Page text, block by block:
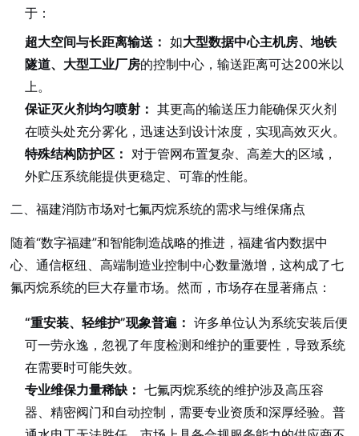
于：
超大空间与长距离输送： 如大型数据中心主机房、地铁
隧道、大型工业厂房的控制中心，输送距离可达200米以
上。
保证灭火剂均匀喷射： 其更高的输送压力能确保灭火剂
在喷头处充分雾化，迅速达到设计浓度，实现高效灭火。
特殊结构防护区： 对于管网布置复杂、高差大的区域，
外贮压系统能提供更稳定、可靠的性能。
二、福建消防市场对七氟丙烷系统的需求与维保痛点
随着“数字福建”和智能制造战略的推进，福建省内数据中
心、通信枢纽、高端制造业控制中心数量激增，这构成了七
氟丙烷系统的巨大存量市场。然而，市场存在显著痛点：
“重安装、轻维护”现象普遍： 许多单位认为系统安装后便
可一劳永逸，忽视了年度检测和维护的重要性，导致系统
在需要时可能失效。
专业维保力量稀缺： 七氟丙烷系统的维护涉及高压容
器、精密阀门和自动控制，需要专业资质和深厚经验。普